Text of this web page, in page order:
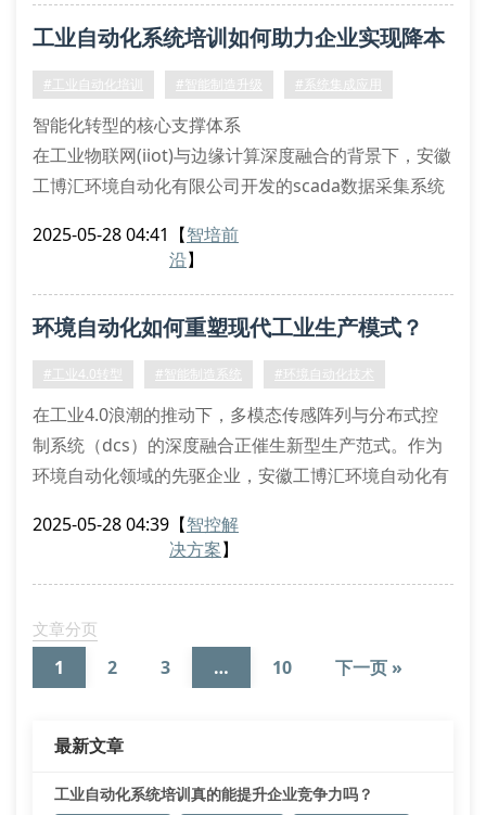
基于非稳态流固耦合算法，我们开发了面向复杂工业场
景的虚拟孪生平台。该平台整合了湍流脉动谱分析、颗
工业自动化系统培训如何助力企业实现降本
增效？
#工业自动化培训 #智能制造升级 #系统集成应用
智能化转型的核心支撑体系
在工业物联网(iiot)与边缘计算深度融合的背景下，安徽
工博汇环境自动化有限公司开发的scada数据采集系统
通过数字孪生建模技术的现场还原教学，学员可掌握
特色课程体系解析
dcs分布式控制：涵盖冗余架构设计与故障转移机制
2025-05-28 04:41 【智培前
沿】
环境自动化如何重塑现代工业生产模式？
#工业4.0转型 #智能制造系统 #环境自动化技术
在工业4.0浪潮的推动下，多模态传感阵列与分布式控
制系统（dcs）的深度融合正催生新型生产范式。作为
环境自动化领域的先驱企业，安徽工博汇环境自动化有
构建了多个具有行业标杆意义的智慧工厂案例。
环境自动化的核心技术突破
可实现浊度、cod、bod等23项指标的实时在线监测。
结合模糊pid控制策略，该系统
2025-05-28 04:39 【智控解
决方案】
文章分页
1 2 3 … 10 下一页 »
最新文章
工业自动化系统培训真的能提升企业竞争力吗？